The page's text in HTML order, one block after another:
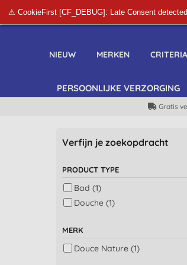
⚠ CookieFirst [CF_DEBUG]: Late Consent
NIEUW MERKEN CRITERIA
PERSOONLIJKE VERZORGING
Gratis
Verfijn je zoekopdracht
PRODUCT TYPE
Bad (1)
Douche (1)
MERK
Douce Nature (1)